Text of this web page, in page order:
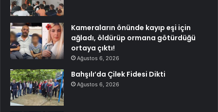
Kameraların önünde kayıp eşi için
ağladı, öldürüp ormana götürdüğü
ortaya çıktı!
Ağustos 6, 2026
Bahşılı’da Çilek Fidesi Dikti
Ağustos 6, 2026